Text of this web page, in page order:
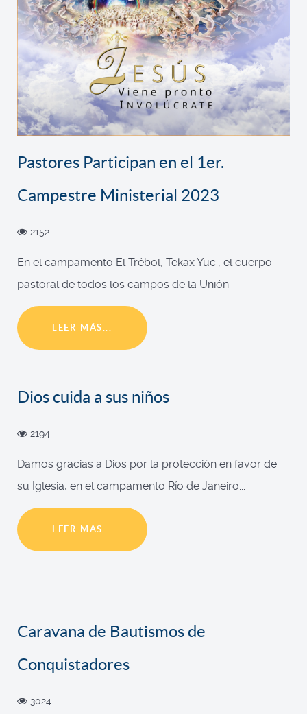
Pastores Participan en el 1er.
Campestre Ministerial 2023
2152
En el campamento El Trébol, Tekax Yuc., el cuerpo
pastoral de todos los campos de la Unión...
LEER MÁS...
Dios cuida a sus niños
2194
Damos gracias a Dios por la protección en favor de
su Iglesia, en el campamento Río de Janeiro...
LEER MÁS...
Caravana de Bautismos de
Conquistadores
3024